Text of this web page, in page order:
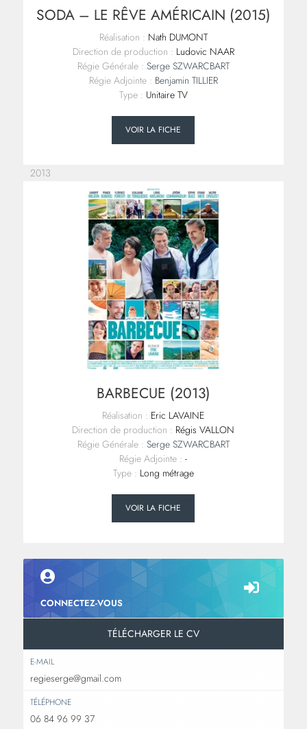
SODA – LE RÊVE AMÉRICAIN (2015)
Réalisation : Nath DUMONT
Direction de production : Ludovic NAAR
Régie Générale : Serge SZWARCBART
Régie Adjointe : Benjamin TILLIER
Type : Unitaire TV
VOIR LA FICHE
2013
BARBECUE (2013)
Réalisation : Eric LAVAINE
Direction de production : Régis VALLON
Régie Générale : Serge SZWARCBART
Régie Adjointe : -
Type : Long métrage
VOIR LA FICHE
CONNECTEZ-VOUS
TÉLÉCHARGER LE CV
E-MAIL
regieserge@gmail.com
TÉLÉPHONE
06 84 96 99 37